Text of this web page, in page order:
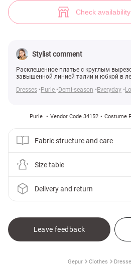
Check
Stylist comment
Расклешенное платье с круглым
завышенной линией талии и юбкой в
Dresses
Purle Demi-season Everyday
Purle Vendor Code 34152 Costume
Fabric structure and care
Size table
Delivery and return
Leave feedback
Gepur Clothes
(№ 34152) ♡ Gepur - women clothes store